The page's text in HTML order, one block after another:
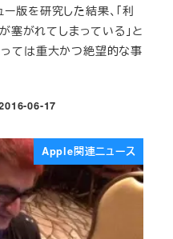
版を研究した結果、「利
塞がれてしまっている」と
っては重大かつ絶望的な事
稿日
06-17
Apple関連ニュース